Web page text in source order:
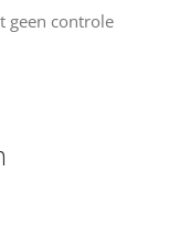
geen controle